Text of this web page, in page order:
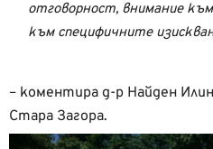
отговорност, внимание
към специфичните
– коментира д-р Найден
Стара Загора.